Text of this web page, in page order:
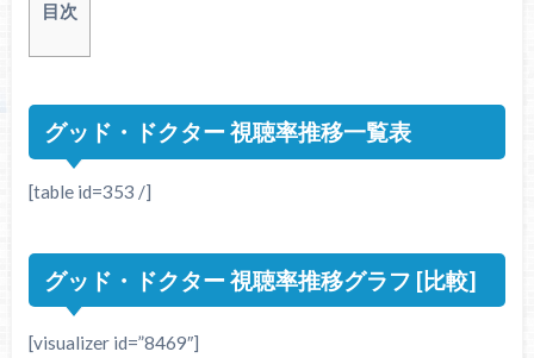
目次
グッド・ドクター 視聴率推移一覧表
[table id=353 /]
グッド・ドクター 視聴率推移グラフ [比較]
[visualizer id=”8469″]